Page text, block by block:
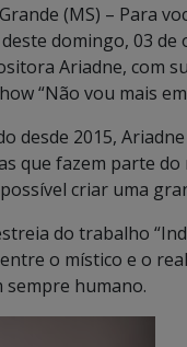
(MS) – Para
domingo, 03
Ariadne, com
“Não vou mais
desde 2015,
que fazem parte do
criar uma
do trabalho
o místico e o
sempre humano.